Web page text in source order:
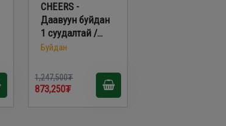
CHEERS -
Даавуун буйдан
1 суудалтай /
Олон Үйлдэлт/
Буйдан
1,247,500₮
873,250₮